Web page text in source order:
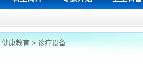
健康教育 > 诊疗设备